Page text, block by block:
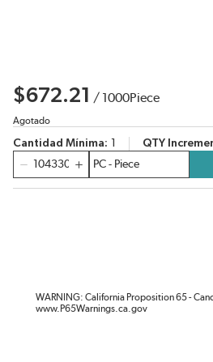
$672.21 / 1000Piece
Agotado
Cantidad Mínima QTY
Cantidad
WARNING: California Proposition 65 -
www.P65Warnings.ca.gov